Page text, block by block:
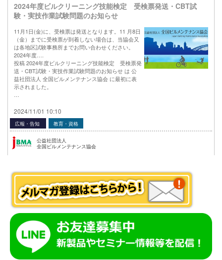
2024年度ビルクリーニング技能検定 受検票発送・CBT試
験・実技作業試験問題のお知らせ
11月1日(金)に、受検票は発送となります。11 月8日
（金）までに受検票が到着しない場合は、当協会又
は各地区試験事務所までお問い合わせください。
2024年度….
投稿 2024年度ビルクリーニング技能検定 受検票発
送・CBT試験・実技作業試験問題のお知らせ は 公
益社団法人 全国ビルメンテナンス協会 に最初に表
示されました。
2024/11/01 10:10
広報・告知 教育・資格
公益社団法人
全国ビルメンテナンス協会